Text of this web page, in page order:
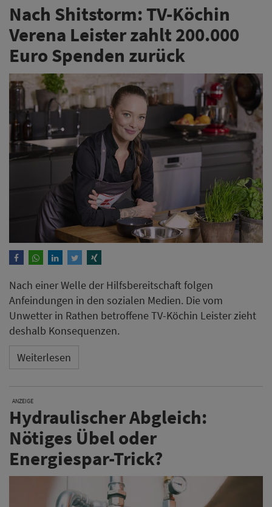
Nach Shitstorm: TV-Köchin
Verena Leister zahlt 200.000
Euro Spenden zurück
Nach einer Welle der Hilfsbereitschaft folgen
Anfeindungen in den sozialen Medien. Die vom
Unwetter in Rathen betroffene TV-Köchin Leister zieht
deshalb Konsequenzen.
Weiterlesen
ANZEIGE
Hydraulischer Abgleich:
Nötiges Übel oder
Energiespar-Trick?